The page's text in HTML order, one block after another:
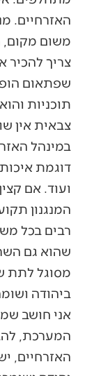
האזרחיים.
משום מקום,
צריך להכיר
שפתאום
תוכניות
צבאית אין
במינהל
דוגמת
ועוד. אם
המנגנון
רבים בכל
שהוא גם
מסוגל לתת
ביהודה
אני חושב
המערכת,
האזרחיים,